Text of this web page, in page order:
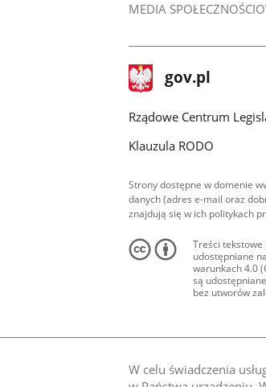
W celu świadczenia
MEDIA
stopka
gov.pl Strona
gov.pl
Rządowe Centrum
Klauzula RODO
Strony dostępne w domenie
danych (adres e-mail oraz
znajdują się w ich politykach
Treści tekstowe
udostępniane
warunkach 4.0
są
bez utworów